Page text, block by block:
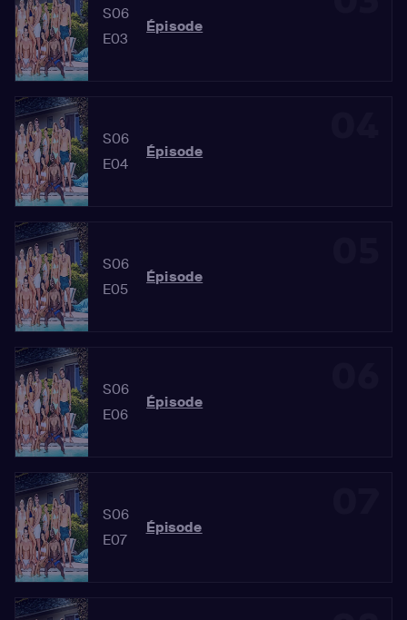
S06
E03
Épisode
S06
E04
Épisode
S06
E05
Épisode
S06
E06
Épisode
S06
E07
Épisode